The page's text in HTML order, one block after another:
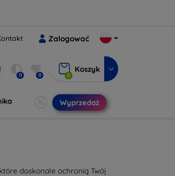
Zalogować
0 0 0
Koszyk
Wyprzedaż
doskonale ochronią Twój